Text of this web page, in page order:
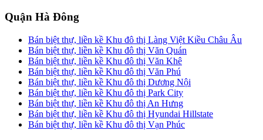
Quận Hà Đông
Bán biệt thự, liền kề Khu đô thị Làng Việt Kiều Châu Âu
Bán biệt thự, liền kề Khu đô thị Văn Quán
Bán biệt thự, liền kề Khu đô thị Văn Khê
Bán biệt thự, liền kề Khu đô thị Văn Phú
Bán biệt thự, liền kề Khu đô thị Dương Nội
Bán biệt thự, liền kề Khu đô thị Park City
Bán biệt thự, liền kề Khu đô thị An Hưng
Bán biệt thự, liền kề Khu đô thị Hyundai Hillstate
Bán biệt thự, liền kề Khu đô thị Vạn Phúc